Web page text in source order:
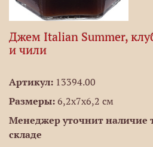
Джем Italian Summer,
и чили
Артикул: 13394.00
Размеры: 6,2х7х6,2 см
Менеджер уточнит наличие
складе